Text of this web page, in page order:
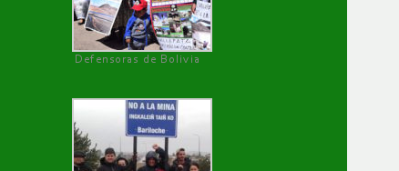
Defensoras de Bolivia